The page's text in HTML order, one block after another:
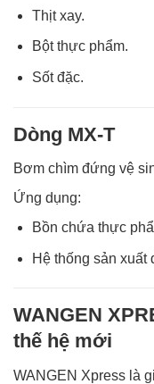
Thịt xay.
Bột thực phẩm.
Sốt đặc.
Dòng MX-T
Bơm chìm đứng vệ
Ứng dụng:
Bồn chứa thực
Hệ thống sản xuất
WANGEN
thế hệ mới
WANGEN Xpress là